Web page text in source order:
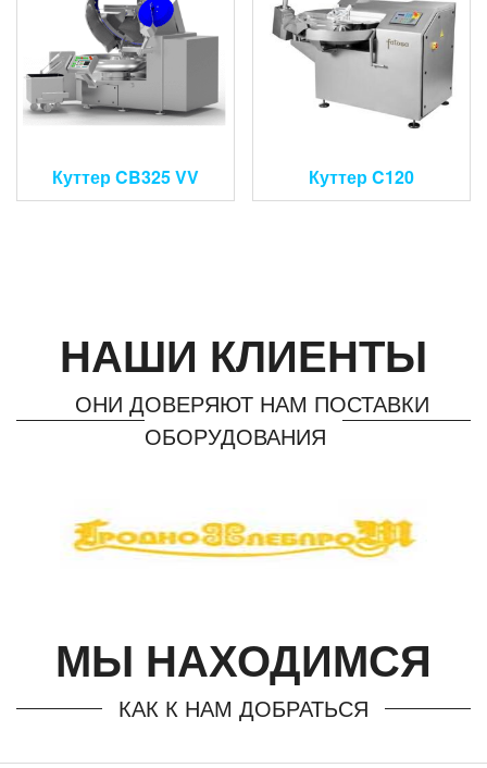
Куттер CB325 VV Куттер C120
НАШИ КЛИЕНТЫ
ОНИ ДОВЕРЯЮТ НАМ ПОСТАВКИ
ОБОРУДОВАНИЯ
МЫ НАХОДИМСЯ
КАК К НАМ ДОБРАТЬСЯ